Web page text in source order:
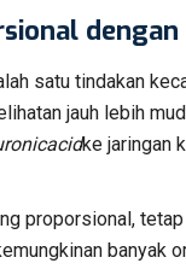
satu tindakan
jauh lebih
ke jaringan
proporsional,
banyak